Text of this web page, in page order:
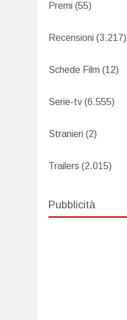
Premi (55)
Recensioni (3.217)
Schede Film (12)
Serie-tv (6.555)
Stranieri (2)
Trailers (2.015)
Pubblicità